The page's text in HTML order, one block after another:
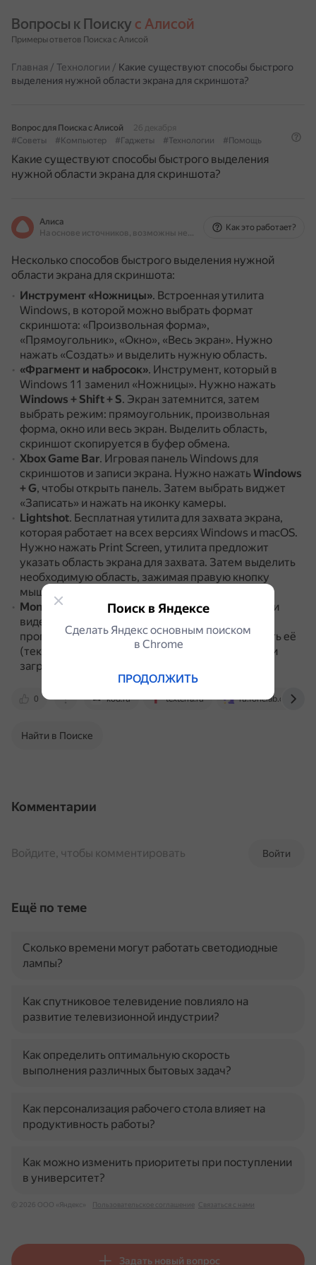
Вопросы к Поиску с Алисой
Примеры ответов Поиска с Алисой
Главная / Технологии / Какие существуют способы быстрого
выделения нужной области экрана для скриншота?
Вопрос для Поиска с Алисой
26 декабря
#Советы
#Компьютер #Гаджеты #Технологии #Помощь
Какие существуют способы быстрого выделения
нужной области экрана для скриншота?
Алиса
На основе источников, возможны неточности
Как это работает?
Несколько способов быстрого выделения нужной
области экрана для скриншота:
Инструмент «Ножницы». Встроенная утилита
Windows, в которой можно выбрать формат
скриншота: «Произвольная форма»,
«Прямоугольник», «Окно», «Весь экран». Нужно
нажать «Создать» и выделить нужную область.
«Фрагмент и набросок». Инструмент, который в
Windows 11 заменил «Ножницы». Нужно нажать
Windows + Shift + S. Экран затемнится, затем
выбрать режим: прямоугольник, произвольная
форма, окно или весь экран. Выделить область,
скриншот скопируется в буфер обмена.
Xbox Game Bar. Игровая панель Windows для
скриншотов и записи экрана. Нужно нажать Windows
+ G, чтобы открыть панель. Затем выбрать виджет
«Записать» и нажать на иконку камеры.
Lightshot. Бесплатная утилита для захвата экрана,
которая работает на всех версиях Windows и macOS.
Нужно нажать Print Screen, утилита предложит
указать область экрана для захвата. Затем выделить
необходимую область, зажимая правую кнопку
мыши.
Monosnap
Инструмент для скриншотов и записи
видео.
программу, выделить область и отредактировать её
(текст, стрелки, размытие).Затем сохранить или
загрузить в облако.
0 kod.ru texterra.ru ru.fonelab.com
Найти в Поиске
Комментарии
Войти
Войдите, чтобы комментировать
Ещё по теме
Сколько времени могут работать светодиодные
лампы?
Как спутниковое телевидение повлияло на
развитие телевизионной индустрии?
Как определить оптимальную скорость
выполнения различных бытовых задач?
Как персонализация рабочего стола влияет на
продуктивность работы?
Как можно изменить приоритеты при поступлении
в университет?
© 2026 ООО «Яндекс» Пользовательское соглашение Связаться с нами
Задать новый вопрос
Поиск в Яндексе
Сделать Яндекс основным поиском
в Сhrome
ПРОДОЛЖИТЬ